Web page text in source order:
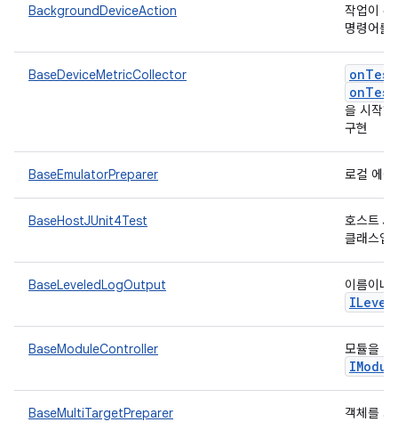
BackgroundDeviceAction
작업이
명령어를
BaseDeviceMetricCollector
을 시작
구현
BaseEmulatorPreparer 로컬 에
BaseHostJUnit4Test
호스트
클래스입
BaseLeveledLogOutput 이름이나
BaseModuleController 모듈을
BaseMultiTargetPreparer
객체를